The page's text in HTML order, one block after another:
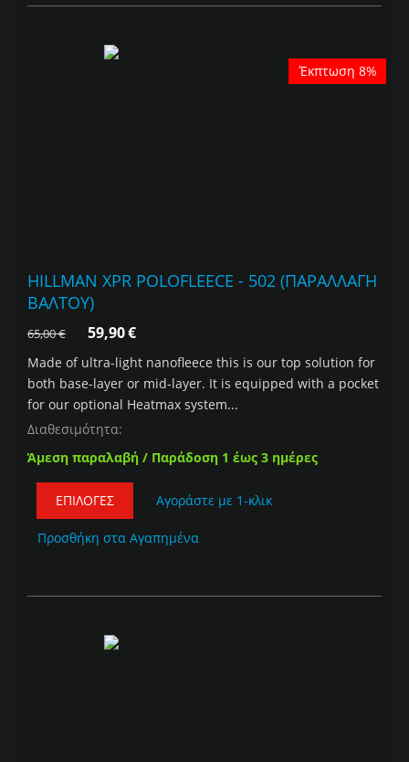
Έκπτωση 8%
HILLMAN XPR POLOFLEECE - 502 (ΠΑΡΑΛΛΑΓΗ
ΒΑΛΤΟΥ)
65,00€ 59,90€
Made of ultra-light nanofleece this is our top solution for
both base-layer or mid-layer. It is equipped with a pocket
for our optional Heatmax system...
Διαθεσιμότητα:
Άμεση παραλαβή / Παράδοση 1 έως 3 ημέρες
ΕΠΙΛΟΓΈΣ Αγοράστε με 1-κλικ
Προσθήκη στα Αγαπημένα